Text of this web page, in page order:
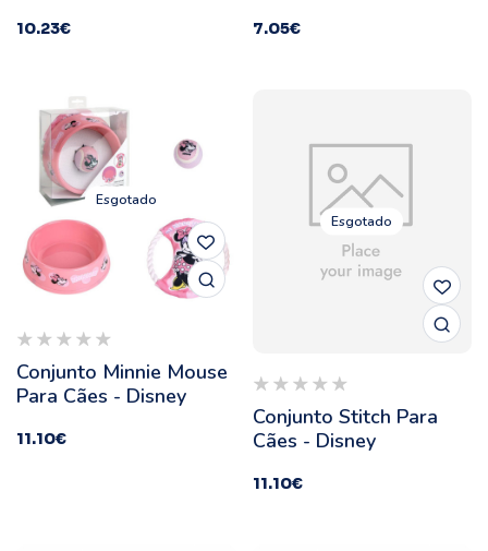
Ml
10.23€ 7.05€
Esgotado
Conjunto Minnie Mouse
Para Cães - Disney
11.10€
Esgotado
Conjunto Stitch Para
Cães - Disney
11.10€